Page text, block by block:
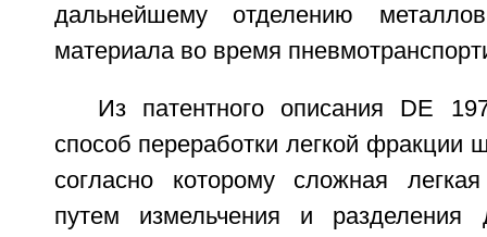
дальнейшему отделению
материала во время
Из патентного описания DE
способ переработки легкой фракции
согласно которому сложная
путем измельчения и разделения